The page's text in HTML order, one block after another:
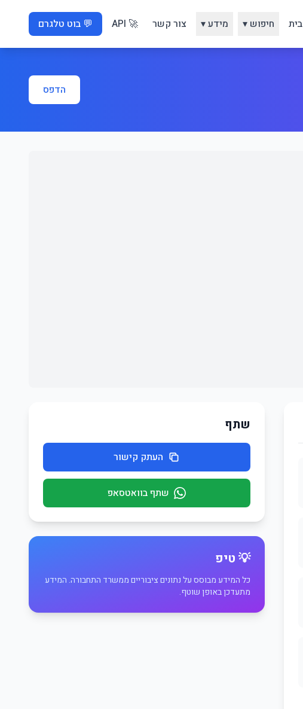
בית חיפוש ▾ מידע ▾ צור קשר 🚀 API 💬 בוט טלגרם
הדפס
שתף
העתק קישור
שתף בוואטסאפ
💡 טיפ
כל המידע מבוסס על נתונים ציבוריים ממשרד התחבורה. המידע
מתעדכן באופן שוטף.